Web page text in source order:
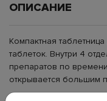
ОПИСАНИЕ
Компактная
таблеток. Внутри 4
препаратов по
открывается большим